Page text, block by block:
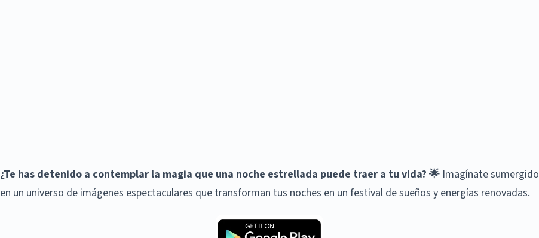
¿Te has detenido a contemplar la magia que una noche estrellada puede traer a tu vida? 🌟 Imagínate sumergido
en un universo de imágenes espectaculares que transforman tus noches en un festival de sueños y energías renovadas.